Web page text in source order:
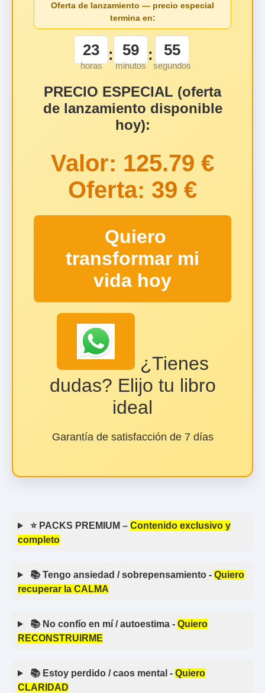
Oferta de lanzamiento — precio especial
termina en:
23
horas
: 59
minutos
: 55
segundos
PRECIO ESPECIAL (oferta
de lanzamiento disponible
hoy):
Valor: 125.79 €
Oferta: 39 €
Quiero
transformar mi
vida hoy
¿Tienes
dudas? Elijo tu libro
ideal
Garantía de satisfacción de 7 días
⭐ PACKS PREMIUM – Contenido exclusivo y
completo
📚 Tengo ansiedad / sobrepensamiento - Quiero
recuperar la CALMA
📚 No confío en mí / autoestima - Quiero
RECONSTRUIRME
📚 Estoy perdido / caos mental - Quiero
CLARIDAD